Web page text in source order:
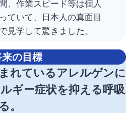
、作業スピード等は個人
ていて、日本人の真面目
見学して驚きました。
の目標
れているアレルゲンに
ギー症状を抑える呼吸
。